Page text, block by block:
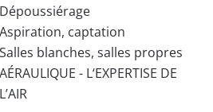
Dépoussiérage
Aspiration, captation
Salles blanches, salles propres
AÉRAULIQUE - L‘EXPERTISE DE
L’AIR